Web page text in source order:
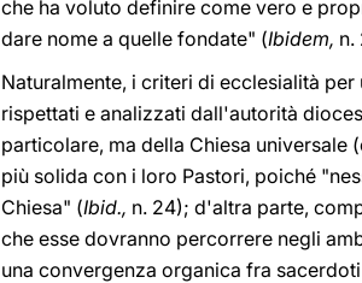
che ha voluto definire come vero e
dare nome a quelle fondate" (Ibidem, n.
Naturalmente, i criteri di ecclesialità
rispettati e analizzati dall'autorità
particolare, ma della Chiesa universale
più solida con i loro Pastori, poiché
Chiesa" (Ibid., n. 24); d'altra parte,
che esse dovranno percorrere negli
una convergenza organica fra